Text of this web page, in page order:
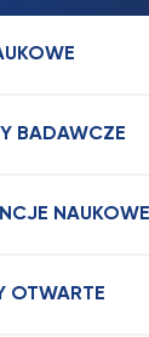
BADAWCZE
NAUKOWE
OTWARTE